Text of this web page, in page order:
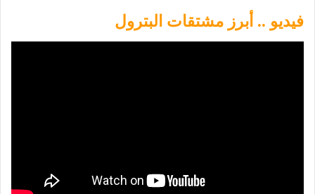
فيديو .. أبرز مشتقات البترول